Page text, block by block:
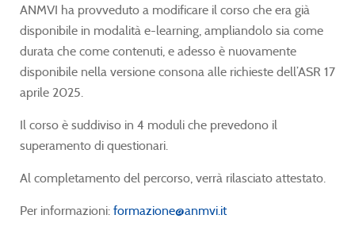
ANMVI ha provveduto a modificare il corso che era già
disponibile in modalità e-learning, ampliandolo sia come
durata che come contenuti, e adesso è nuovamente
disponibile nella versione consona alle richieste dell’ASR 17
aprile 2025.
Il corso è suddiviso in 4 moduli che prevedono il
superamento di questionari.
Al completamento del percorso, verrà rilasciato attestato.
Per informazioni: formazione@anmvi.it